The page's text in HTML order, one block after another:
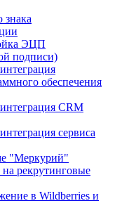
знака
ЭЦП
подписи)
обеспечения
CRM
сервиса
"Меркурий"
рекрутинговые
в Wildberries и